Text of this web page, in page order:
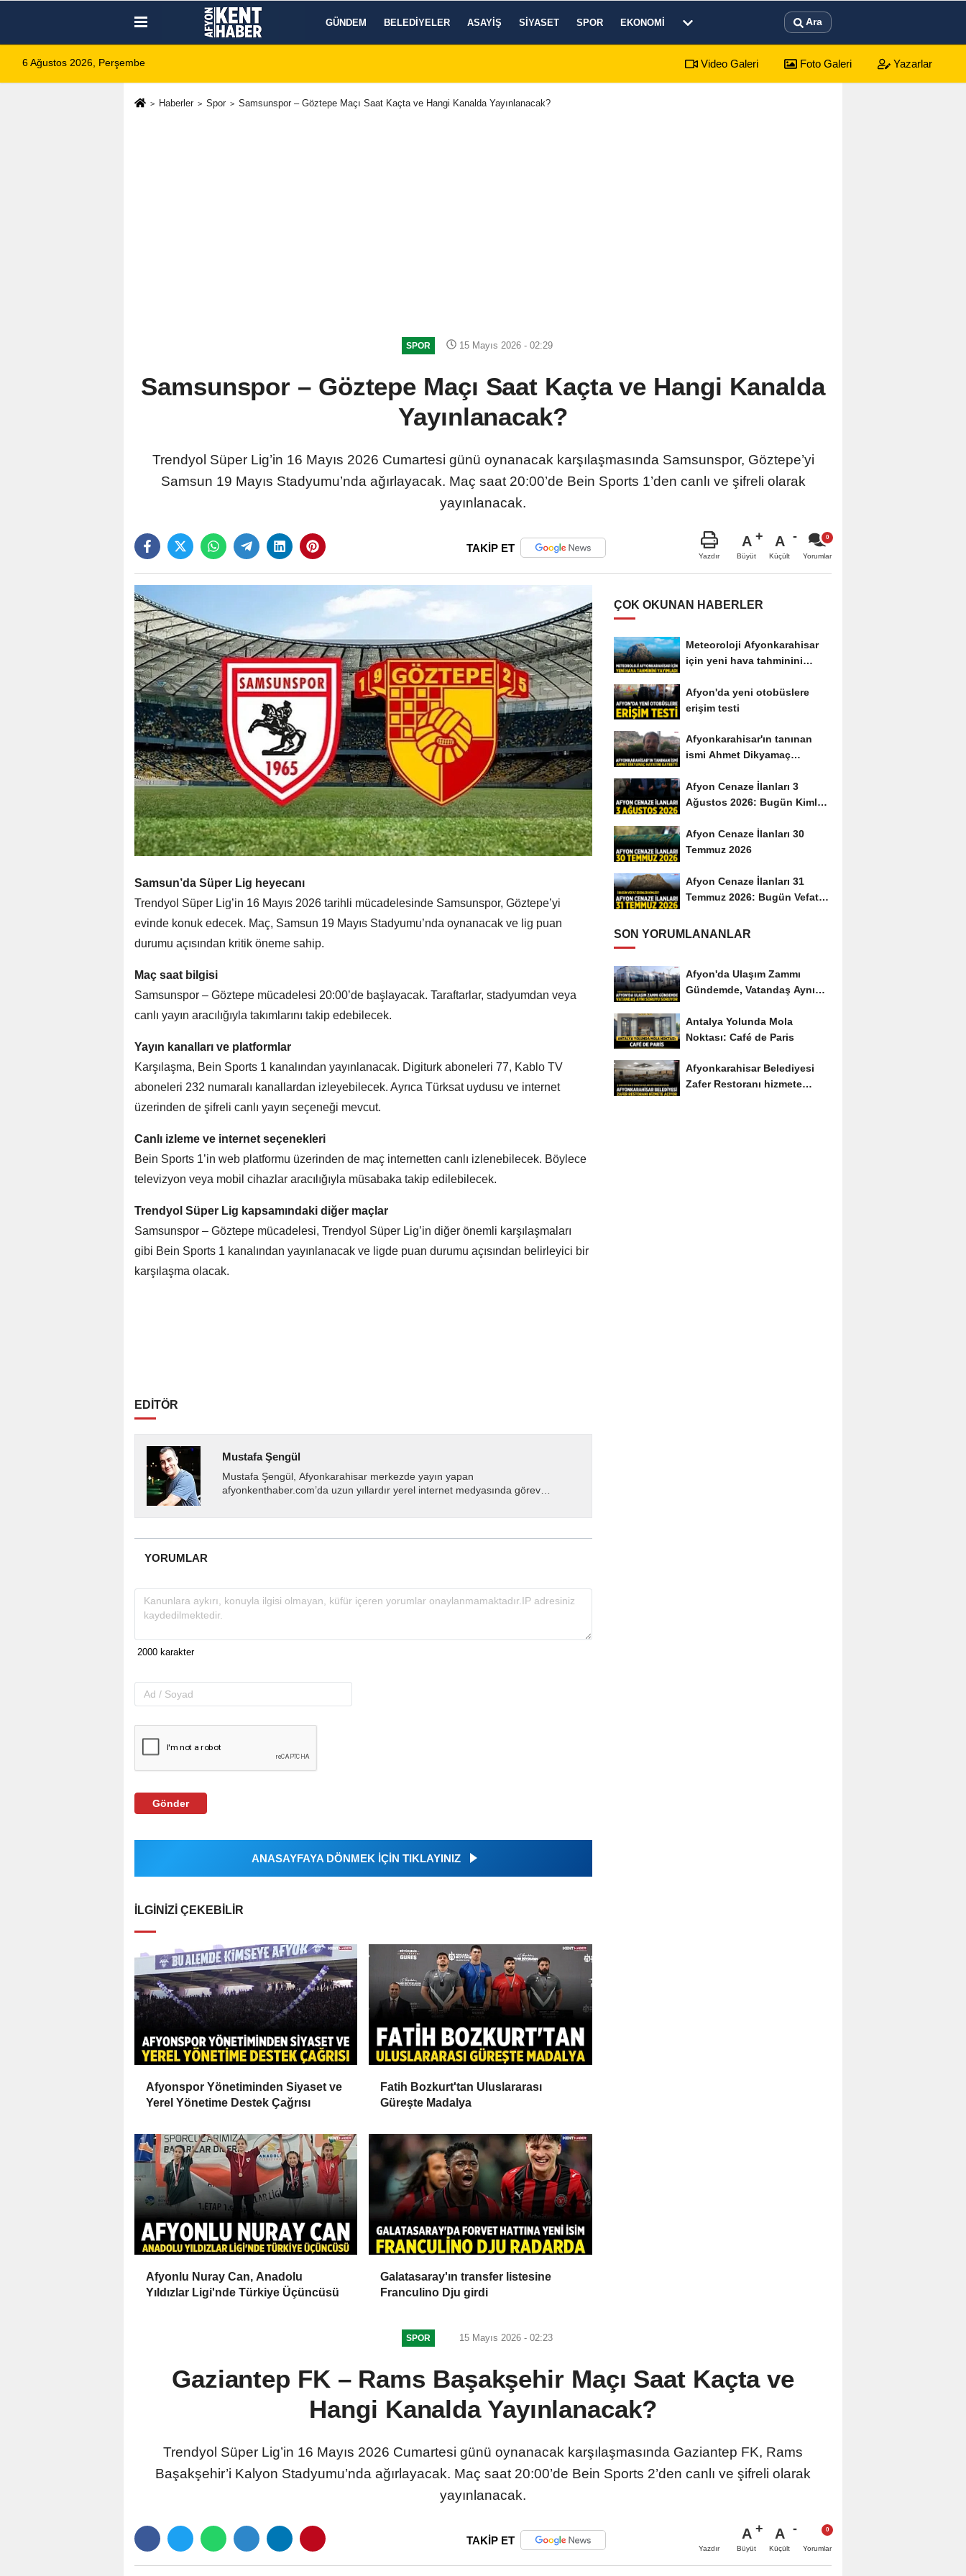
GÜNDEM BELEDIYELER ASAYIŞ SIYASET SPOR EKONOMI Ara
6 Ağustos 2026, Perşembe Video Galeri Foto Galeri Yazarlar
Haberler Spor Samsunspor – Göztepe Maçı Saat Kaçta ve Hangi Kanalda Yayınlanacak?
SPOR 15 Mayıs 2026 - 02:29
Samsunspor – Göztepe Maçı Saat Kaçta ve Hangi Kanalda
Yayınlanacak?
Trendyol Süper Lig’in 16 Mayıs 2026 Cumartesi günü oynanacak karşılaşmasında Samsunspor, Göztepe’yi
Samsun 19 Mayıs Stadyumu’nda ağırlayacak. Maç saat 20:00’de Bein Sports 1’den canlı ve şifreli olarak
yayınlanacak.
TAKİP ET
Yazdır
A
Büyüt
A
Küçült Yorumlar
Samsun’da Süper Lig heyecanı
Trendyol Süper Lig’in 16 Mayıs 2026 tarihli mücadelesinde Samsunspor, Göztepe’yi
evinde konuk edecek. Maç, Samsun 19 Mayıs Stadyumu’nda oynanacak ve lig puan
durumu açısından kritik öneme sahip.
Maç saat bilgisi
Samsunspor – Göztepe mücadelesi 20:00’de başlayacak. Taraftarlar, stadyumdan veya
canlı yayın aracılığıyla takımlarını takip edebilecek.
Yayın kanalları ve platformlar
Karşılaşma, Bein Sports 1 kanalından yayınlanacak. Digiturk aboneleri 77, Kablo TV
aboneleri 232 numaralı kanallardan izleyebilecek. Ayrıca Türksat uydusu ve internet
üzerinden de şifreli canlı yayın seçeneği mevcut.
Canlı izleme ve internet seçenekleri
Bein Sports 1’in web platformu üzerinden de maç internetten canlı izlenebilecek. Böylece
televizyon veya mobil cihazlar aracılığıyla müsabaka takip edilebilecek.
Trendyol Süper Lig kapsamındaki diğer maçlar
Samsunspor – Göztepe mücadelesi, Trendyol Süper Lig’in diğer önemli karşılaşmaları
gibi Bein Sports 1 kanalından yayınlanacak ve ligde puan durumu açısından belirleyici bir
karşılaşma olacak.
EDİTÖR
Mustafa Şengül
Mustafa Şengül, Afyonkarahisar merkezde yayın yapan
afyonkenthaber.com’da uzun yıllardır yerel internet medyasında görev
YORUMLAR
Gönder
ANASAYFAYA DÖNMEK İÇİN TIKLAYINIZ
İLGINIZI ÇEKEBILIR
Afyonspor Yönetiminden Siyaset ve
Yerel Yönetime Destek Çağrısı
Fatih Bozkurt'tan Uluslararası
Güreşte Madalya
Afyonlu Nuray Can, Anadolu
Yıldızlar Ligi'nde Türkiye Üçüncüsü
Galatasaray'ın transfer listesine
Franculino Dju girdi
ÇOK OKUNAN HABERLER
Meteoroloji Afyonkarahisar
için yeni hava tahminini
Afyon'da yeni otobüslere
erişim testi
Afyonkarahisar'ın tanınan
ismi Ahmet Dikyamaç
Afyon Cenaze İlanları 3
Ağustos 2026: Bugün Kimler
Afyon Cenaze İlanları 30
Temmuz 2026
Afyon Cenaze İlanları 31
Temmuz 2026: Bugün Vefat
SON YORUMLANANLAR
Afyon'da Ulaşım Zammı
Gündemde, Vatandaş Aynı
Antalya Yolunda Mola
Noktası: Café de Paris
Afyonkarahisar Belediyesi
Zafer Restoranı hizmete
SPOR 15 Mayıs 2026 - 02:23
Gaziantep FK – Rams Başakşehir Maçı Saat Kaçta ve
Hangi Kanalda Yayınlanacak?
Trendyol Süper Lig’in 16 Mayıs 2026 Cumartesi günü oynanacak karşılaşmasında Gaziantep FK, Rams
Başakşehir’i Kalyon Stadyumu’nda ağırlayacak. Maç saat 20:00’de Bein Sports 2’den canlı ve şifreli olarak
yayınlanacak.
TAKİP ET
Yazdır
A
Büyüt
A
Küçült Yorumlar